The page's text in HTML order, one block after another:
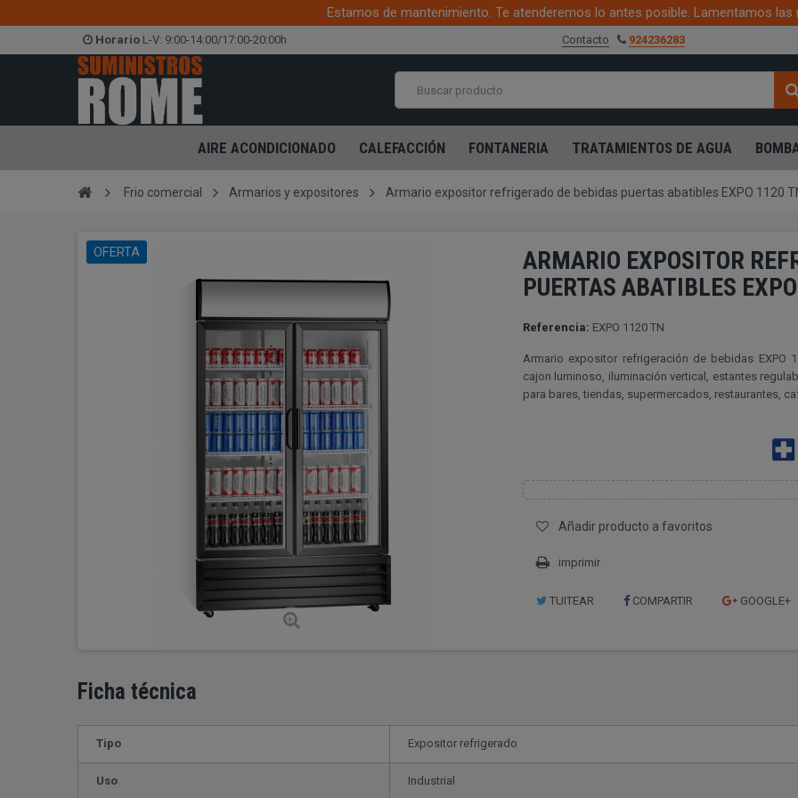
Estamos de mantenimiento. Te atenderemos lo antes posible. Lamentamos las
Horario L-V: 9:00-14:00/17:00-20:00h Contacto 924236283
AIRE ACONDICIONADO CALEFACCIÓN FONTANERIA TRATAMIENTOS DE AGUA
Frio comercial Armarios y expositores Armario expositor refrigerado de bebidas puertas abatibles EXPO 1120
OFERTA
ARMARIO EXPOSITOR
PUERTAS ABATIBLES
Referencia: EXPO 1120 TN
Armario expositor refrigeración de bebidas EXPO
cajon luminoso, iluminación vertical, estantes
para bares, tiendas, supermercados, restaurantes,
Añadir producto a favoritos
imprimir
TUITEAR COMPARTIR GOOGLE+
Ficha técnica
Tipo Expositor refrigerado
Uso Industrial